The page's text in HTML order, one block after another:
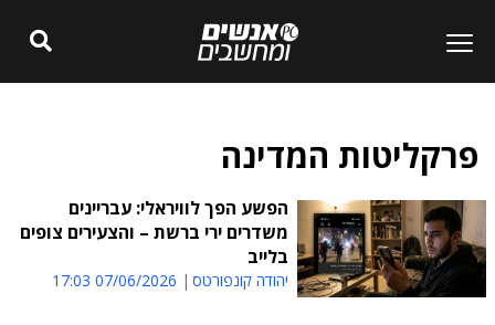
פרקליטות המדינה
הפשע הפך לוויראלי: עבריינים
משדרים ירי ברשת – והצעירים צופים
בלייב
יהודה קונפורטס 07/06/2026 17:03